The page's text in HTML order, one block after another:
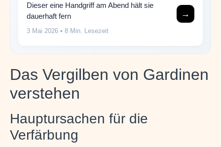
Dieser eine Handgriff am Abend hält sie
dauerhaft fern
3 Mai 2026 • 8 Min. Lesezeit
→
Das Vergilben von Gardinen
verstehen
Hauptursachen für die
Verfärbung